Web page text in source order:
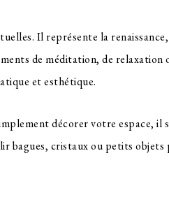
Il représente la
de méditation, de relaxation
et esthétique.
décorer votre espace, il
bagues, cristaux ou petits